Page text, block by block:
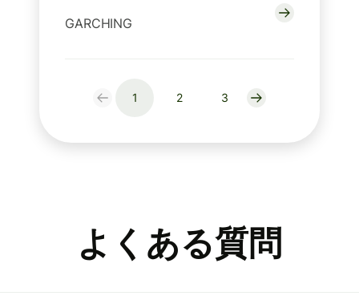
GARCHING
1 2 3
よくある質問